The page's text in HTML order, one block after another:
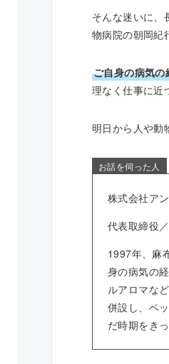
そんな迷いに、
物病院の朝岡紀
ご自身の病気
理なく仕事に近
明日から人や動
お話を伺った人
株式会社ア
代表取締役
1997年、麻
身の病気の
ルアロマな
併設し、ペ
だ時期をき